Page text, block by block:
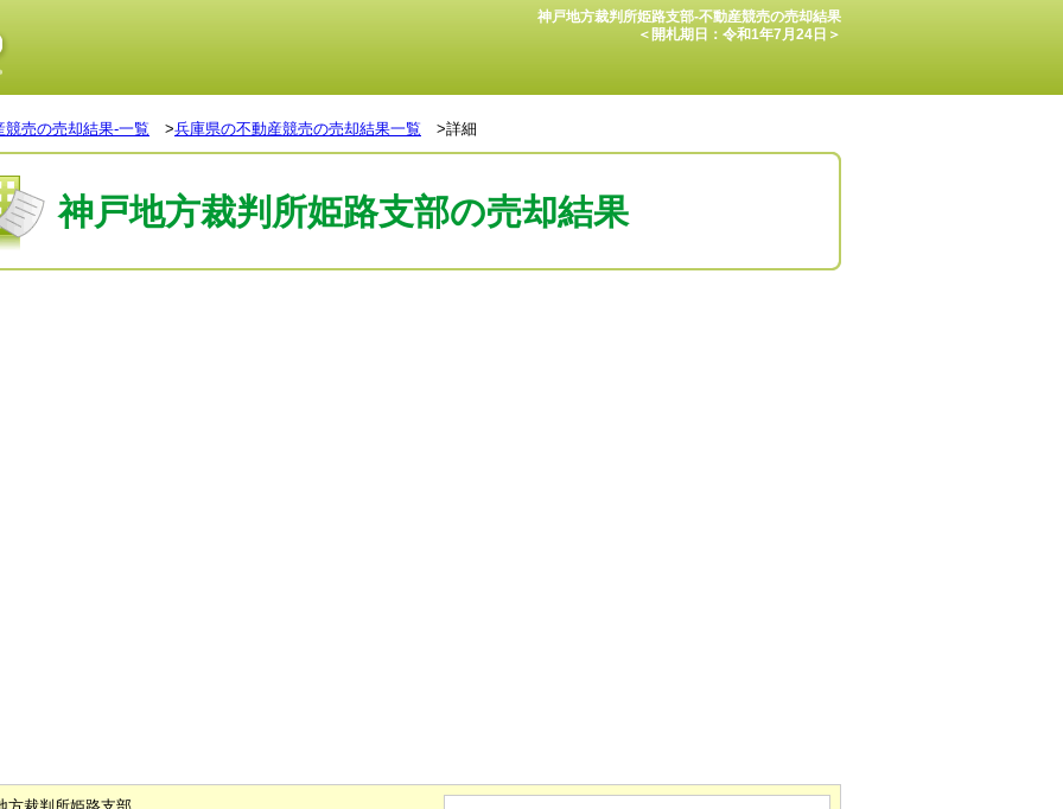
神戸地方裁判所姫路支部-不動産競売の売却結果
＜開札期日：令和1年7月24日＞
競売の売却結果-一覧 >兵庫県の不動産競売の売却結果一覧 >詳細
神戸地方裁判所姫路支部の売却結果